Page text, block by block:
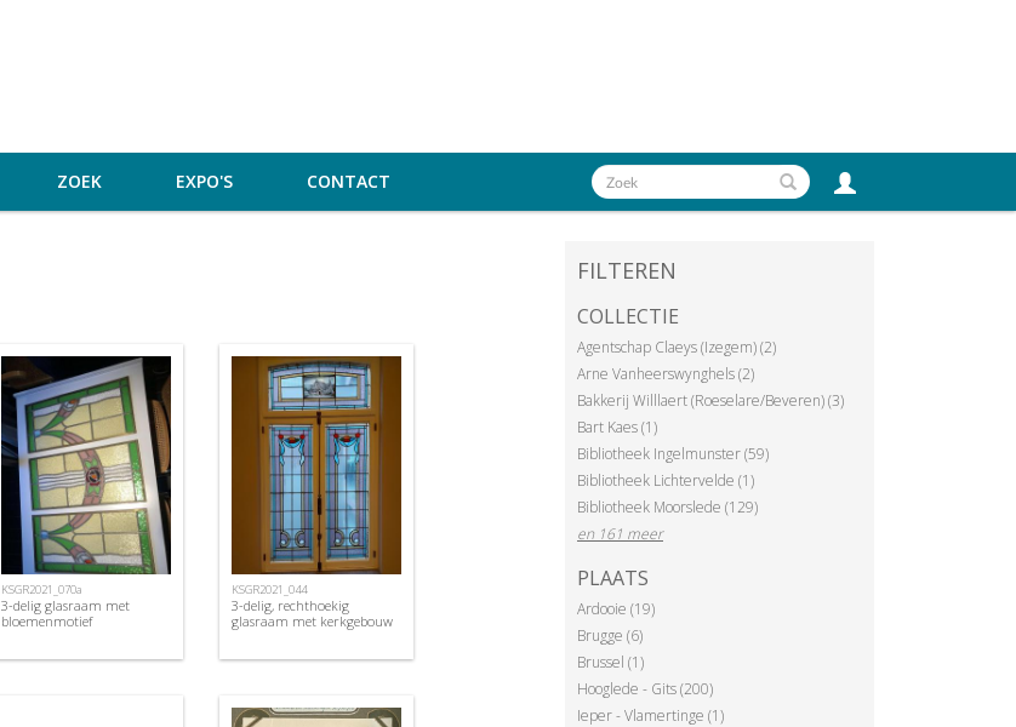
ZOEK EXPO'S CONTACT
KSGR2021_070a
3-delig glasraam met
bloemenmotief
KSGR2021_044
3-delig, rechthoekig
glasraam met kerkgebouw
FILTEREN
COLLECTIE
Agentschap Claeys (Izegem) (2)
Arne Vanheerswynghels (2)
Bakkerij Willlaert (Roeselare/Beveren) (3)
Bart Kaes (1)
Bibliotheek Ingelmunster (59)
Bibliotheek Lichtervelde (1)
Bibliotheek Moorslede (129)
en 161 meer
PLAATS
Ardooie (19)
Brugge (6)
Brussel (1)
Hooglede - Gits (200)
Ieper - Vlamertinge (1)